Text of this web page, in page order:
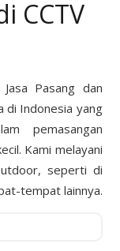
CCTV
Pasang dan
di Indonesia yang
pemasangan
Kami melayani
seperti di
tempat lainnya.